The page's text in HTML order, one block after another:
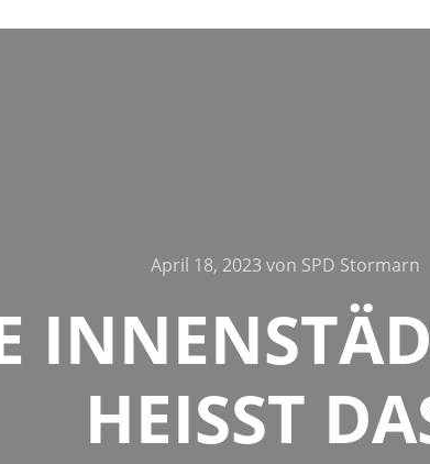
April 18, 2023 von SPD Stormarn
HEISST